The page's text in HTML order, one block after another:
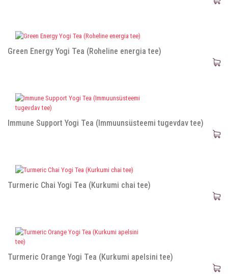
Green Energy Yogi Tea (Roheline energia tee)
Immune Support Yogi Tea (Immuunsüsteemi tugevdav tee)
Turmeric Chai Yogi Tea (Kurkumi chai tee)
Turmeric Orange Yogi Tea (Kurkumi apelsini tee)